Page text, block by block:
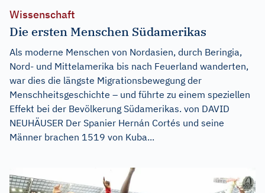
Wissenschaft
Die ersten Menschen Südamerikas
Als moderne Menschen von Nordasien, durch Beringia,
Nord- und Mittelamerika bis nach Feuerland wanderten,
war dies die längste Migrationsbewegung der
Menschheitsgeschichte – und führte zu einem speziellen
Effekt bei der Bevölkerung Südamerikas. von DAVID
NEUHÄUSER Der Spanier Hernán Cortés und seine
Männer brachen 1519 von Kuba...